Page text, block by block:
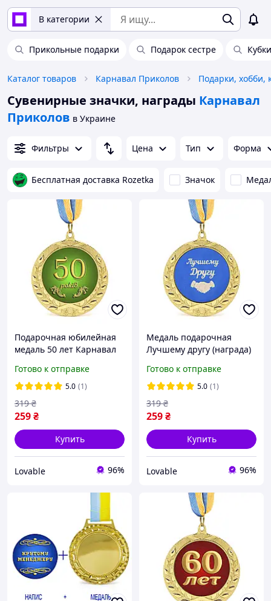
В категории
Прикольные подарки Подарок сестре Кубки
Каталог товаров Карнавал Приколов Подарки, хобби,
Сувенирные значки, награды Карнавал
Приколов в Украине
Фильтры Цена Тип Форма
Бесплатная доставка Rozetka Значок
Подарочная юбилейная
медаль 50 лет Карнавал
награда 7 см с лентой,
золотистая
Готово к отправке
5.0 (1)
259₴
319 ₴
Купить
Lovable 96%
Медаль подарочная
Лучшему другу (награда)
золотистая 7 см на ленте
сувенирная
Готово к отправке
5.0 (1)
259₴
319 ₴
Купить
Lovable 96%